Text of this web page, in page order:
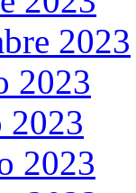
2023
2023
2023